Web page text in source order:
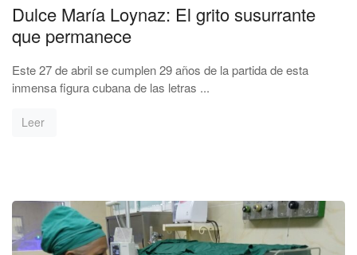
Dulce María Loynaz: El grito susurrante
que permanece
Este 27 de abril se cumplen 29 años de la partida de esta
inmensa figura cubana de las letras ...
Leer